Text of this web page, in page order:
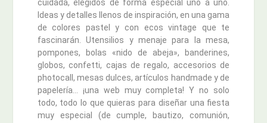
cuidada, elegidos de forma especial uno a uno.
Ideas y detalles llenos de inspiración, en una gama
de colores pastel y con ecos vintage que te
fascinarán. Utensilios y menaje para la mesa,
pompones, bolas «nido de abeja», banderines,
globos, confetti, cajas de regalo, accesorios de
photocall, mesas dulces, artículos handmade y de
papelería… ¡una web muy completa! Y no solo
todo, todo lo que quieras para diseñar una fiesta
muy especial (de cumple, bautizo, comunión,